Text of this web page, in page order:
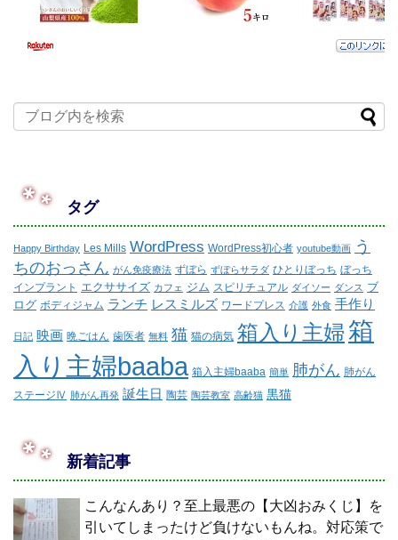
タグ
Happy Birthday Les Mills WordPress WordPress初心者 youtube動画 う
ちのおっさん がん免疫療法 ずぼら ずぼらサラダ ひとりぼっち ぼっち
インプラント エクササイズ カフェ ジム スピリチュアル ダイソー ダンス ブ
ログ ボディジャム ランチ レスミルズ ワードプレス 介護 外食 手作り
日記 映画 晩ごはん 歯医者 無料 猫 猫の病気 箱入り主婦箱
入り主婦baaba 箱入主婦baaba 簡単 肺がん 肺がん
ステージⅣ 肺がん再発 誕生日 陶芸 陶芸教室 高齢猫 黒猫
新着記事
こんなんあり？至上最悪の【大凶おみくじ】を
引いてしまったけど負けないもんね。対応策で